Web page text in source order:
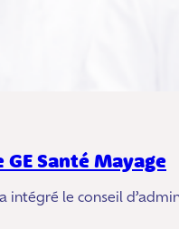
Santé Mayage
intégré le conseil